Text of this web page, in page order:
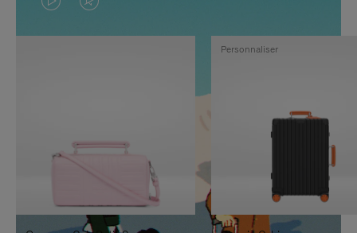
LA
VIDÉO
PAUSE,
APPUYEZ
SUR
LE
SON
DÉSACTIVÉ.
VEUILLEZ
Personnaliser